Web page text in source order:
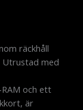
räckhåll
Utrustad med
och ett
är